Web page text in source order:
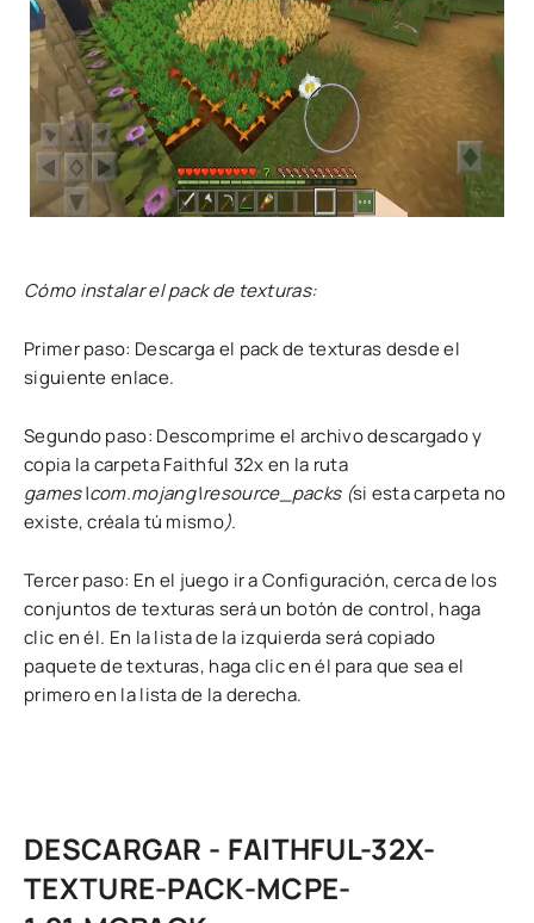
Cómo instalar el pack de texturas:
Primer paso: Descarga el pack de texturas desde el
siguiente enlace.
Segundo paso: Descomprime el archivo descargado y
copia la carpeta Faithful 32x en la ruta
games\com.mojang\resource_packs (si esta carpeta no
existe, créala tú mismo).
Tercer paso: En el juego ir a Configuración, cerca de los
conjuntos de texturas será un botón de control, haga
clic en él. En la lista de la izquierda será copiado
paquete de texturas, haga clic en él para que sea el
primero en la lista de la derecha.
DESCARGAR - FAITHFUL-32X-
TEXTURE-PACK-MCPE-